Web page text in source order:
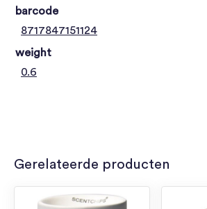
barcode
8717847151124
weight
0.6
Gerelateerde producten